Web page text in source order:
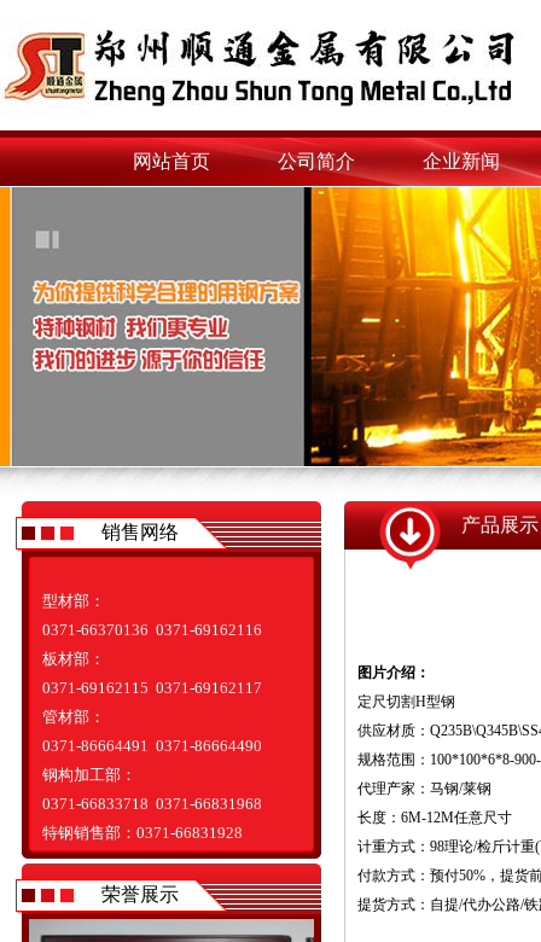
网站首页 公司简介 企业新闻
销售网络
型材部：
0371-66370136 0371-69162116
板材部：
0371-69162115 0371-69162117
管材部：
0371-86664491 0371-86664490
钢构加工部：
0371-66833718 0371-66831968
特钢销售部：0371-66831928
荣誉展示
产品展示
图片介绍：
定尺切割H型钢
供应材质：
规格范围：100*100*6*8-
代理产家：马钢/莱钢
长度：6M-12M任意尺寸
计重方式：98理论/检斤计重
付款方式：预付50%，提货
提货方式：自提/代办公路/